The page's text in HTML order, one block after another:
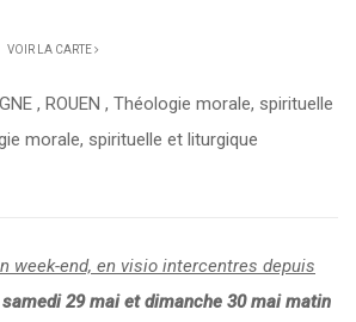
VOIR LA CARTE
, ROUEN , Théologie morale, spirituelle
morale, spirituelle et liturgique
week-end, en visio intercentres depuis
29 mai et dimanche 30 mai matin